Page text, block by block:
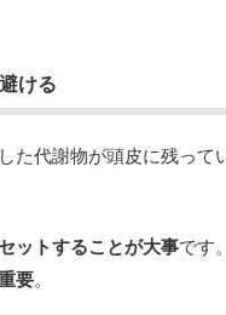
ける
た代謝物が頭皮に残って
ットすることが大事です
要。